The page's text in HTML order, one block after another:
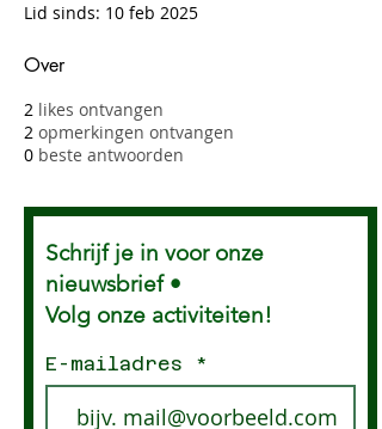
Lid sinds: 10 feb 2025
Over
2 likes ontvangen
2 opmerkingen ontvangen
0 beste antwoorden
Schrijf je in voor onze
nieuwsbrief •
Volg onze activiteiten!
E-mailadres